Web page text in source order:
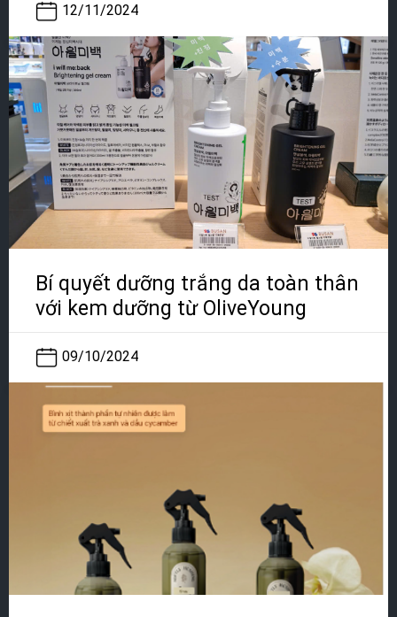
12/11/2024
Bí quyết dưỡng trắng da toàn thân
với kem dưỡng từ OliveYoung
09/10/2024